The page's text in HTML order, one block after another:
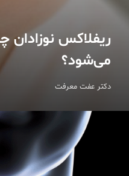
دکتر عفت معرفت
ریفلاکس
می‌شود؟